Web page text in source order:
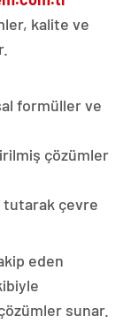
kalite ve
formüller ve
çözümler
tutarak çevre
eden
sunar.